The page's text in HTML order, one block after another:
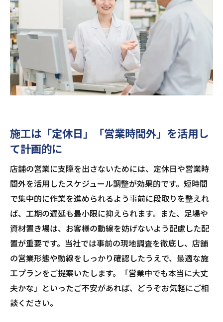
施工は「定休日」「営業時間外」を活用し
て計画的に
店舗の営業に支障を出さないためには、定休日や営業時
間外を活用したスケジュール調整が効果的です。短時間
で集中的に作業を進められるよう事前に段取りを整えれ
ば、工期の遅延も最小限に抑えられます。また、足場や
資材置き場は、お客様の動線を妨げないよう配慮した配
置が重要です。当社では事前の現地調査を徹底し、店舗
の営業形態や動線をしっかり確認したうえで、最適な施
工プランをご提案いたします。「営業中でも本当に大丈
夫かな」といったご不安があれば、どうぞお気軽にご相
談ください。